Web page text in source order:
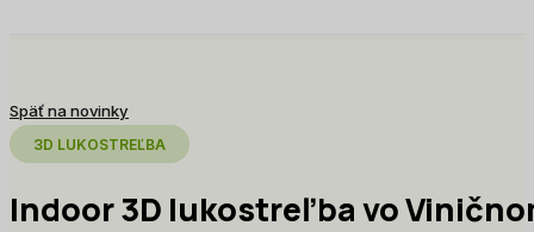
Späť na novinky
3D LUKOSTREĽBA
Indoor 3D lukostreľba vo